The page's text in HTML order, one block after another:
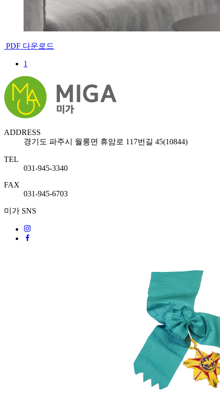
PDF 다운로드
1
ADDRESS
경기도 파주시 월롱면 휴암로 117번길 45(10844)
TEL
031-945-3340
FAX
031-945-6703
미가 SNS